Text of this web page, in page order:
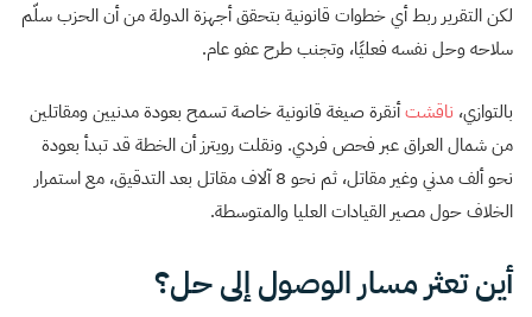
لكن التقرير ربط أي خطوات قانونية بتحقق أجهزة الدولة من أن الحزب سلّم
سلاحه وحل نفسه فعليًا، وتجنب طرح عفو عام.
بالتوازي، ناقشتأنقرة صيغة قانونية خاصة تسمح بعودة مدنيين ومقاتلين
من شمال العراق عبر فحص فردي. ونقلت رويترز أن الخطة قد تبدأ بعودة
نحو ألف مدني وغير مقاتل، ثم نحو 8 آلاف مقاتل بعد التدقيق، مع استمرار
الخلاف حول مصير القيادات العليا والمتوسطة.
أين تعثر مسار الوصول إلى حل؟